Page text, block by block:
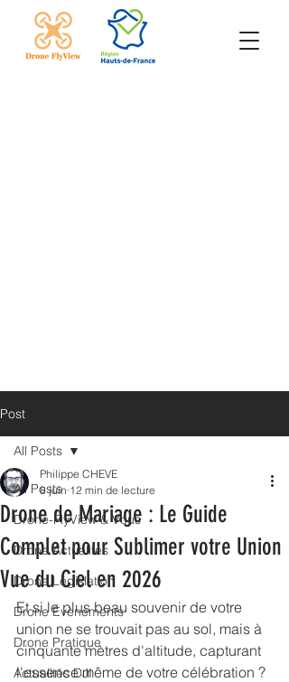
Post
All Posts
Drone-FlyView & Vous
Drone Actualités
Drone Législation
Drone Évènements
Drone Pratique
Actualités DJI
All Posts
Drone de Mariage : Le Guide
Complet pour Sublimer votre Union
Vue du Ciel en 2026
Philippe CHEVE
8 juin 12 min de lecture
Et si le plus beau souvenir de votre
union ne se trouvait pas au sol, mais à
cinquante mètres d'altitude, capturant
l'essence même de votre célébration ?